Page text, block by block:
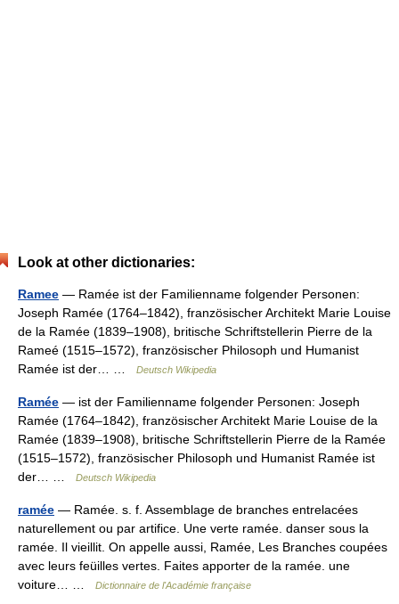
Look at other dictionaries:
Ramee — Ramée ist der Familienname folgender Personen:
Joseph Ramée (1764–1842), französischer Architekt Marie Louise
de la Ramée (1839–1908), britische Schriftstellerin Pierre de la
Rameé (1515–1572), französischer Philosoph und Humanist
Ramée ist der… …
Deutsch Wikipedia
Ramée — ist der Familienname folgender Personen: Joseph
Ramée (1764–1842), französischer Architekt Marie Louise de la
Ramée (1839–1908), britische Schriftstellerin Pierre de la Ramée
(1515–1572), französischer Philosoph und Humanist Ramée ist
der… …
Deutsch Wikipedia
ramée — Ramée. s. f. Assemblage de branches entrelacées
naturellement ou par artifice. Une verte ramée. danser sous la
ramée. Il vieillit. On appelle aussi, Ramée, Les Branches coupées
avec leurs feüilles vertes. Faites apporter de la ramée. une
voiture… …
Dictionnaire de l'Académie française